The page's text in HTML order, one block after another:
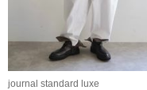
journal standard luxe